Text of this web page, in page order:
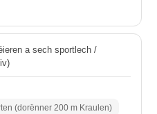
a sech sportlech /
(dorënner 200 m Kraulen)